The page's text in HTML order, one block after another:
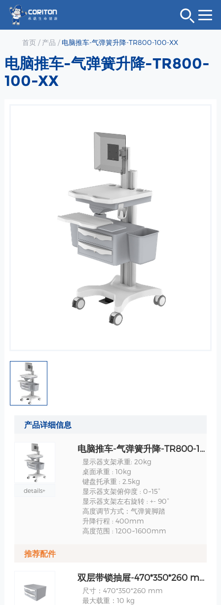
首页/ 产品 / 电脑推车-气弹簧升降-TR800-100-XX
电脑推车-气弹簧升降-TR800-
100-XX
产品详细信息
details+
电脑推车-气弹簧升降-TR800-100-XX 规格
显示器支架承重: 20kg
桌面承重 : 10kg
键盘托承重 : 2.5kg
显示器支架俯仰度 : 0~15°
显示器支架左右旋转 : +- 90°
高度调节方式：气弹簧脚踏
升降行程 : 400mm
高度范围 : 1200~1600mm
推荐配件
双层带锁抽屉-470*350*260 mm 规格
尺寸：470*350*260 mm
最大载重：10 kg